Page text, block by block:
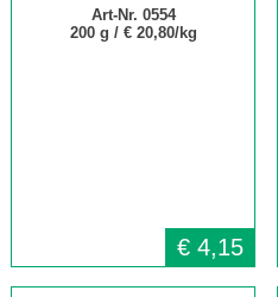
Art-Nr. 0554
200 g / € 20,80/kg
€ 4,15